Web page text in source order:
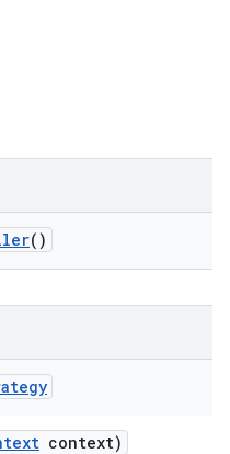
()
context)